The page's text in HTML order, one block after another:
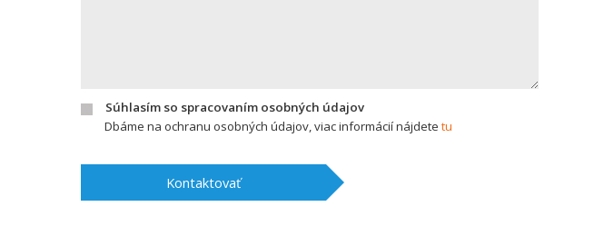
Súhlasím so spracovaním osobných údajov
Dbáme na ochranu osobných údajov, viac informácií nájdete tu
Kontaktovať